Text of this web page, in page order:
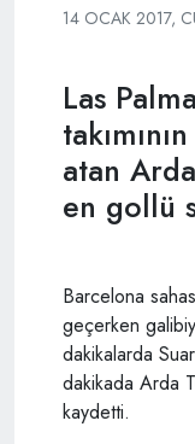
14 OCAK 2017,
Las
atan
en gollü
Barcelona
geçerken
dakikalarda
dakikada Arda
kaydetti.